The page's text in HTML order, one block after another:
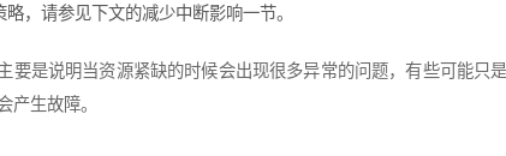
，请参见下文的减少中断影响一节。
要是说明当资源紧缺的时候会出现很多异常的问题，有些可能只
产生故障。